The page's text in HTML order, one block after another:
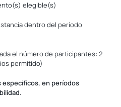
elegible(s)
dentro del período
el número de participantes: 2
permitido)
específicos, en períodos